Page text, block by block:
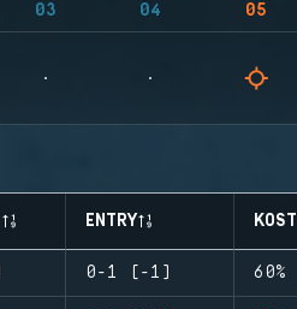
03 04 05
ENTRY KOST
0-1 (-1) 60%